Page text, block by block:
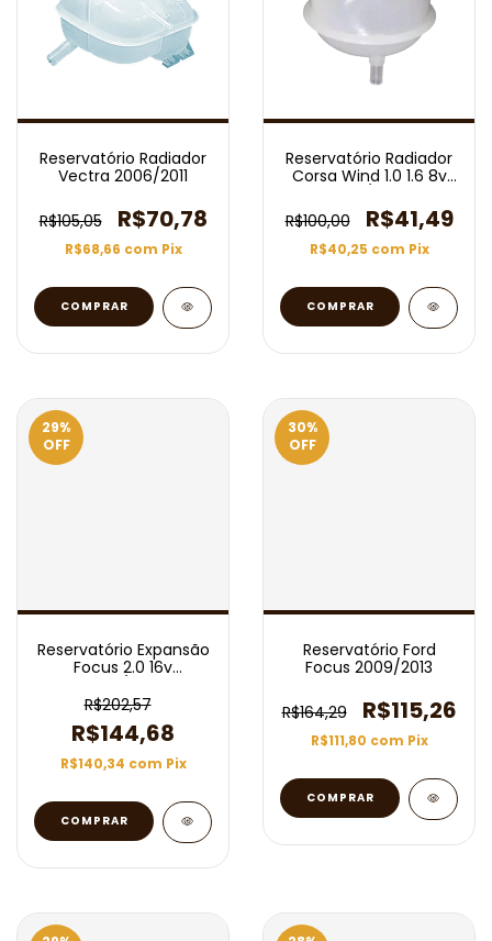
Reservatório Radiador
Vectra 2006/2011
R$105,05 R$70,78
R$68,66 com Pix
Reservatório Radiador
Corsa Wind 1.0 1.6 8v
R$100,00
R$41,49
R$40,25 com Pix
29%
OFF
Reservatório Expansão
Focus 2.0 16v
R$202,57
R$144,68
R$140,34 com Pix
30%
OFF
Reservatório Ford
Focus 2009/2013
R$164,29 R$115,26
R$111,80 com Pix